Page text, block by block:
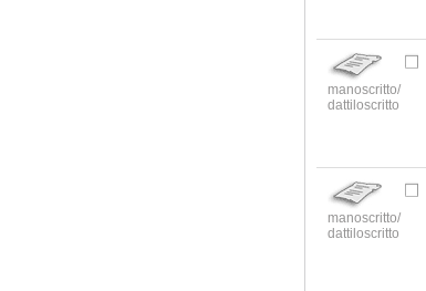
manoscritto/
dattiloscritto
manoscritto/
dattiloscritto